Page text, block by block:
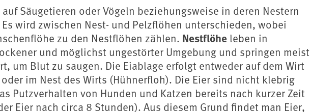
Säugetieren oder Vögeln beziehungsweise in deren Nestern
wird zwischen Nest- und Pelzflöhen unterschieden, wobei
zu den Nestflöhen zählen. Nestflöhe leben in
und möglichst ungestörter Umgebung und springen meist
um Blut zu saugen. Die Eiablage erfolgt entweder auf dem Wirt
im Nest des Wirts (Hühnerfloh). Die Eier sind nicht klebrig
Putzverhalten von Hunden und Katzen bereits nach kurzer Zeit
Eier nach circa 8 Stunden). Aus diesem Grund findet man Eier,